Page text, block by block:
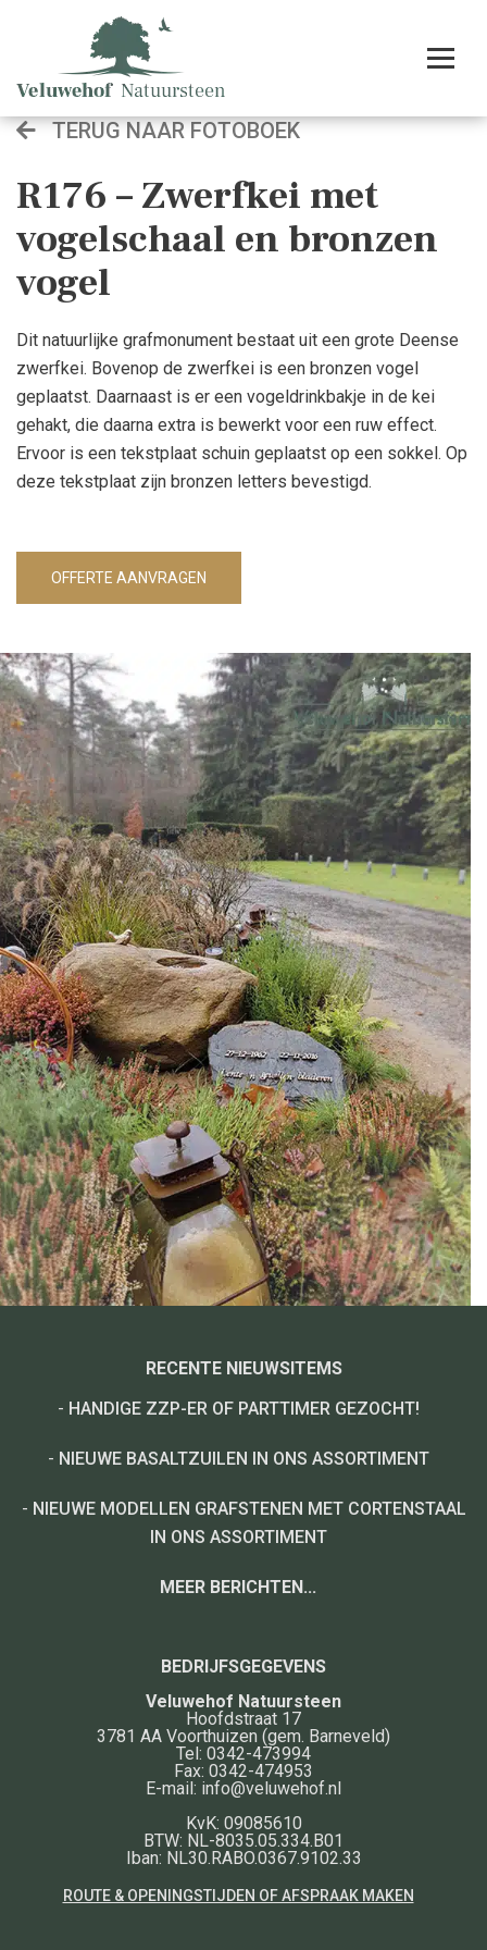
TERUG NAAR FOTOBOEK
R176 – Zwerfkei met
vogelschaal en bronzen
vogel
Dit natuurlijke grafmonument bestaat uit een grote Deense
zwerfkei. Bovenop de zwerfkei is een bronzen vogel
geplaatst. Daarnaast is er een vogeldrinkbakje in de kei
gehakt, die daarna extra is bewerkt voor een ruw effect.
Ervoor is een tekstplaat schuin geplaatst op een sokkel. Op
deze tekstplaat zijn bronzen letters bevestigd.
OFFERTE AANVRAGEN
BEDRIJFSGEGEVENS
Veluwehof Natuursteen
Hoofdstraat 17
3781 AA Voorthuizen (gem. Barneveld)
Tel: 0342-473994
Fax: 0342-474953
E-mail: info@veluwehof.nl
KvK: 09085610
BTW: NL-8035.05.334.B01
Iban: NL30.RABO.0367.9102.33
ROUTE & OPENINGSTIJDEN OF AFSPRAAK MAKEN
RECENTE NIEUWSITEMS
- HANDIGE ZZP-ER OF PARTTIMER GEZOCHT!
- NIEUWE BASALTZUILEN IN ONS ASSORTIMENT
- NIEUWE MODELLEN GRAFSTENEN MET CORTENSTAAL
IN ONS ASSORTIMENT
MEER BERICHTEN...